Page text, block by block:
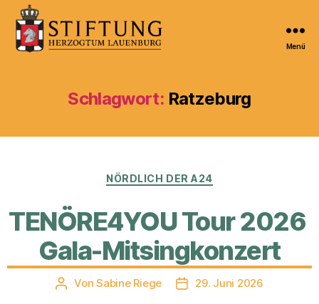
Herzogtum
Menü
Schlagwort: Ratzeburg
Kategorien
NÖRDLICH DER A24
TENÖRE4YOU Tour 2026
Gala-Mitsingkonzert
Beitragsautor
VonSabine Riege Veröffentlichungsdatum
29. Juni 2026